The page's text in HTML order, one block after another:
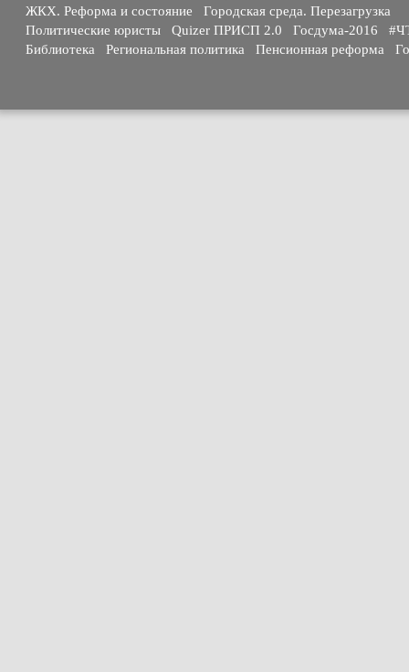
ЖКХ. Реформа и состояние
Городская среда. Перезагрузка
Политические юристы
Quizer ПРИСП 2.0 Госдума-2016
Библиотека
Региональная политика Пенсионная реформа